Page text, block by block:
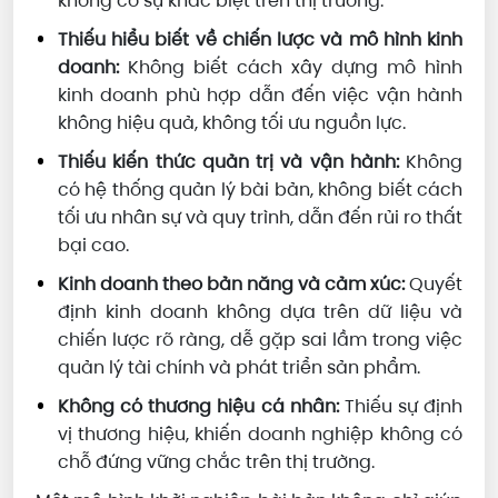
Thiếu hiểu biết về chiến lược và mô hình kinh
doanh:Không biết cách xây dựng mô hình
kinh doanh phù hợp dẫn đến việc vận hành
không hiệu quả, không tối ưu nguồn lực.
Thiếu kiến thức quản trị và vận hành:Không
có hệ thống quản lý bài bản, không biết cách
tối ưu nhân sự và quy trình, dẫn đến rủi ro thất
bại cao.
Kinh doanh theo bản năng và cảm xúc:Quyết
định kinh doanh không dựa trên dữ liệu và
chiến lược rõ ràng, dễ gặp sai lầm trong việc
quản lý tài chính và phát triển sản phẩm.
Không có thương hiệu cá nhân:Thiếu sự định
vị thương hiệu, khiến doanh nghiệp không có
chỗ đứng vững chắc trên thị trường.